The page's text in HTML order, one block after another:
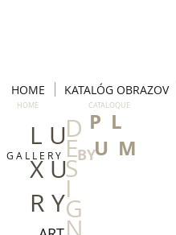
HOME KATALÓG OBRAZOV
G A L L E R Y
L U
X U
R Y
BY
D
E
S
I
G
N
P L
U M
HOME CATALOQUE